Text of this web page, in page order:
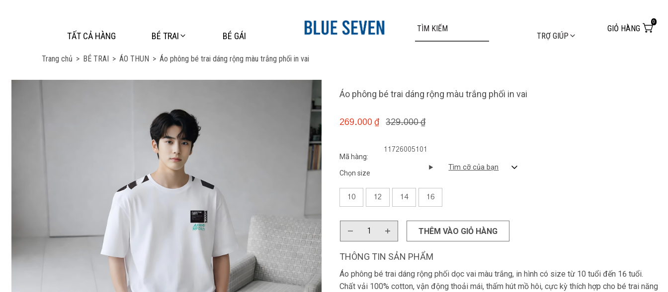
TRỢ GIÚP
GIỎ HÀNG
0
TẤT CẢ HÀNG BÉ TRAI BÉ GÁI
Trang chủ > BÉ TRAI > ÁO THUN > Áo phông bé trai dáng rộng màu trắng phối in vai
Áo phông bé trai dáng rộng màu trắng phối in vai
Mã hàng:
THÔNG TIN SẢN PHẨM
269.000 ₫ 329.000 ₫
11726005101
Chọn size
10 12 14 16
THÊM VÀO GIỎ HÀNG
Áo phông bé trai dáng rộng phối dọc vai màu trắng, in hình có size từ 10 tuổi đến 16 tuổi.
Chất vải 100% cotton, vận động thoải mái, thấm hút mồ hôi, cực kỳ thích hợp cho bé trai năng
Tìm cỡ của bạn